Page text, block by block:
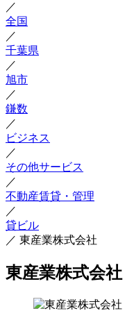
／
全国
／
千葉県
／
旭市
／
鎌数
／
ビジネス
／
その他サービス
／
不動産賃貸・管理
／
貸ビル
／ 東産業株式会社
東産業株式会社